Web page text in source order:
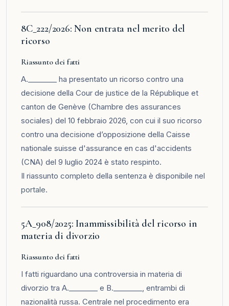
8C_222/2026: Non entrata nel merito del
ricorso
Riassunto dei fatti
A.________ ha presentato un ricorso contro una
decisione della Cour de justice de la République et
canton de Genève (Chambre des assurances
sociales) del 10 febbraio 2026, con cui il suo ricorso
contro una decisione d’opposizione della Caisse
nationale suisse d'assurance en cas d'accidents
(CNA) del 9 luglio 2024 è stato respinto.
Il riassunto completo della sentenza è disponibile nel
portale.
5A_908/2025: Inammissibilità del ricorso in
materia di divorzio
Riassunto dei fatti
I fatti riguardano una controversia in materia di
divorzio tra A.________ e B.________, entrambi di
nazionalità russa. Centrale nel procedimento era